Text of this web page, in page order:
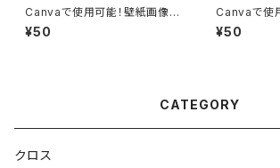
Canvaで使用可能！壁紙画像素
材 インディゴ
¥50
Canvaで使
材 ダーク
¥50
CATEGORY
クロス